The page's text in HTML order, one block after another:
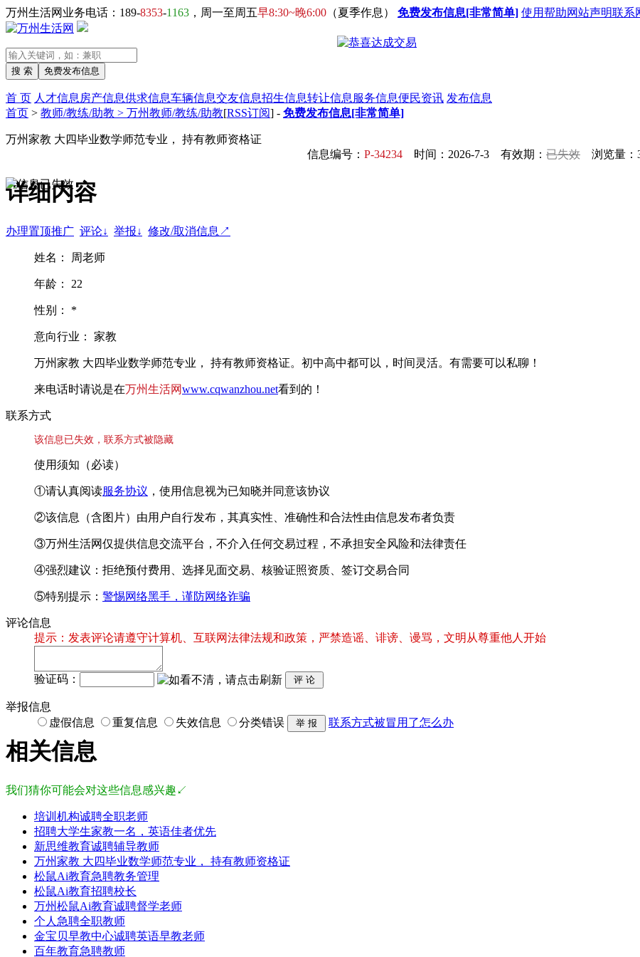
万州生活网业务电话：189-8353-1163 ，周一至周五早8:30~晚6:00 （夏季作息） 免费发布信息[非常简单] 使用帮助网站声明联系
首 页 人才信息 房产信息供求信息车辆信息交友信息招生信息转让信息 服务信息便民资讯 发布信息
首页 > 教师/教练/助教 > 万州教师/教练/助教[RSS订阅] - 免费发布信息[非常简单]
万州家教 大四毕业数学师范专业， 持有教师资格证
信息编号： P-34234 时间：2026-7-3 有效期： 已失效 浏览量：
详细内容
办理置顶推广 评论↓ 举报↓ 修改/取消信息↗
姓名： 周老师
年龄： 22
性别： *
意向行业： 家教
万州家教 大四毕业数学师范专业， 持有教师资格证。初中高中都可以，时间灵活。有需要可以私聊！
来电话时请说是在万州生活网www.cqwanzhou.net看到的！
联系方式
该信息已失效，联系方式被隐藏
使用须知（必读）
①请认真阅读服务协议 ，使用信息视为已知晓并同意该协议
②该信息（含图片）由用户自行发布，其真实性、准确性和合法性由信息发布者负责
③万州生活网仅提供信息交流平台，不介入任何交易过程，不承担安全风险和法律责任
④强烈建议：拒绝预付费用、选择见面交易、核验证照资质、签订交易合同
⑤特别提示： 警惕网络黑手，谨防网络诈骗
评论信息
提示：发表评论请遵守计算机、互联网法律法规和政策，严禁造谣、诽谤、谩骂，文明从尊重他人开始
验证码：
举报信息
虚假信息
重复信息 失效信息 分类错误 联系方式被冒用了怎么办
相关信息
我们猜你可能会对这些信息感兴趣↙
培训机构诚聘全职老师
招聘大学生家教一名，英语佳者优先
新思维教育诚聘辅导教师
万州家教 大四毕业数学师范专业， 持有教师资格证
松鼠Ai教育急聘教务管理
松鼠Ai教育招聘校长
万州松鼠Ai教育诚聘督学老师
个人急聘全职教师
金宝贝早教中心诚聘英语早教老师
百年教育急聘教师